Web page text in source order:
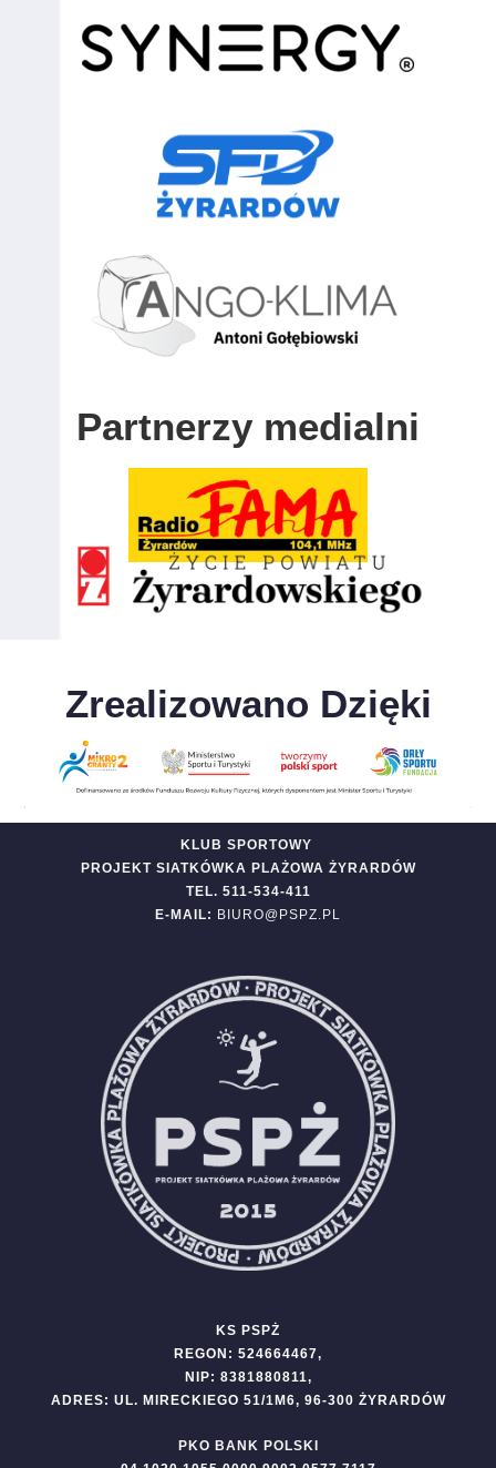
Partnerzy medialni
Zrealizowano Dzięki
KLUB SPORTOWY
PROJEKT SIATKÓWKA PLAŻOWA ŻYRARDÓW
TEL. 511-534-411
E-MAIL: BIURO@PSPZ.PL
KS PSPŻ
REGON: 524664467,
NIP: 8381880811,
ADRES: UL. MIRECKIEGO 51/1M6, 96-300 ŻYRARDÓW
PKO BANK POLSKI